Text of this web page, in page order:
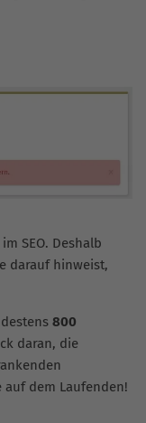
SEO. Deshalb
darauf hinweist,
800
daran, die
auf dem Laufenden!